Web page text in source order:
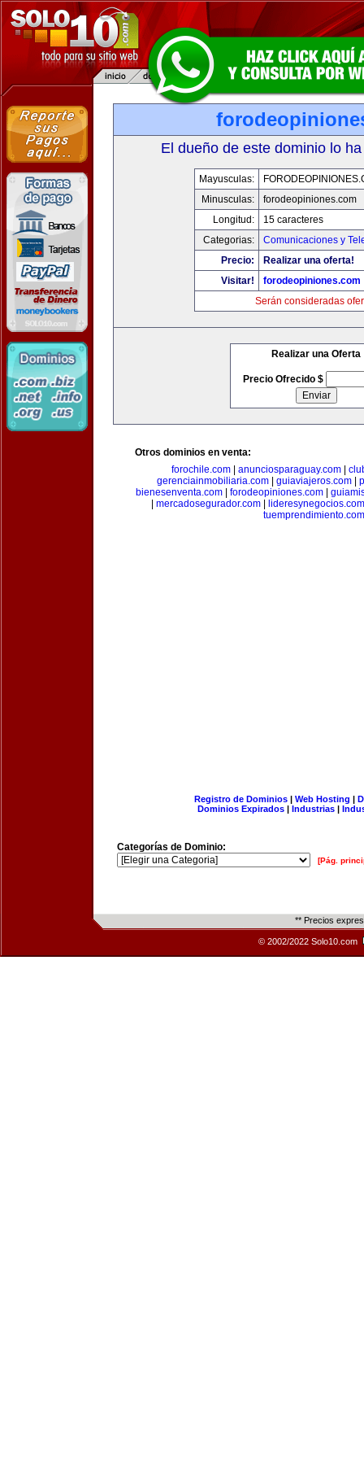
El dueño de este dominio lo
Mayusculas:
Minusculas:
forodeopiniones.com
Longitud:
15 caracteres
Categorias:
Comunicaciones y
Precio:
Realizar una oferta!
Visitar!
forodeopiniones.com
Serán consideradas
Realizar una Oferta
Precio Ofrecido $
Otros dominios en venta:
forochile.com| anunciosparaguay.com|
gerenciainmobiliaria.com
guiaviajeros.com
bienesenventa.com
forodeopiniones.com
mercadosegurador.com
lideresynegocios.com
tuemprendimiento.com
Registro de Dominios| Web Hosting |
Dominios Expirados | Industrias |
Categorías de Dominio:
[Pág.
** Precios
© 2002/2022 Solo10.com